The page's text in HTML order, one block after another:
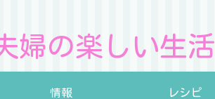
婦の楽しい生活
情報 レシピ